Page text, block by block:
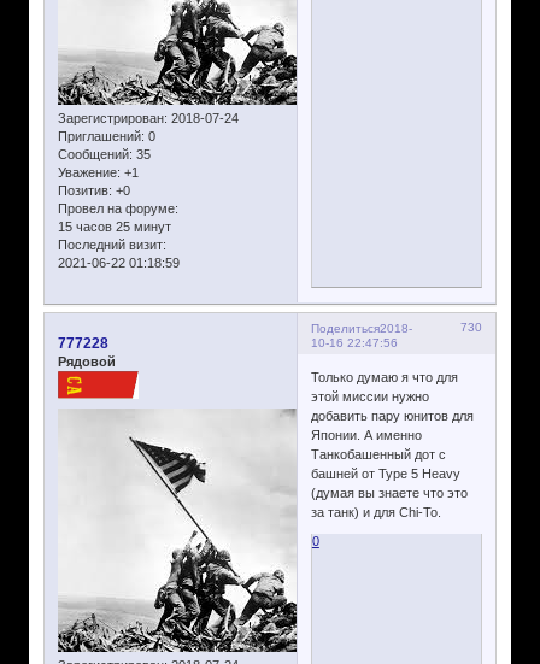
Зарегистрирован: 2018-07-24
Приглашений: 0
Сообщений: 35
Уважение: +1
Позитив: +0
Провел на форуме:
15 часов 25 минут
Последний визит:
2021-06-22 01:18:59
Поделиться 730
2018-
10-16 22:47:56
777228
Рядовой
Только думаю я что для
этой миссии нужно
добавить пару юнитов для
Японии. А именно
Танкобашенный дот с
башней от Type 5 Heavy
(думая вы знаете что это
за танк) и для Chi-To.
0